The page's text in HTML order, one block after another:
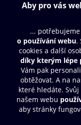
Obsah ke stažení
Moje O2 Knihovna
Další zábava
© O2 Czech Republic a.s.